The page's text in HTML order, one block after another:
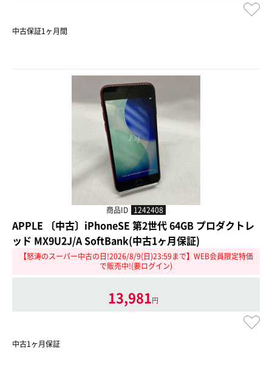
中古保証1ヶ月間
商品ID 1242408
APPLE 〔中古〕iPhoneSE 第2世代 64GB プロダクトレ
ッド MX9U2J/A SoftBank(中古1ヶ月保証)
【怒涛のスーパー中古の日!2026/8/9(日)23:59まで】WEB会員限定特価
で販売中!(要ログイン)
13,981円
中古1ヶ月保証